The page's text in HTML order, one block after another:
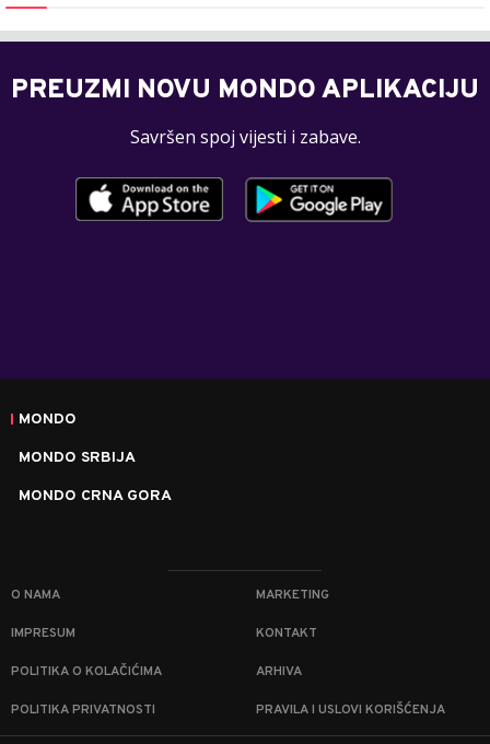
PREUZMI NOVU MONDO APLIKACIJU
Savršen spoj vijesti i zabave.
MONDO
MONDO SRBIJA
MONDO CRNA GORA
O NAMA MARKETING
IMPRESUM KONTAKT
POLITIKA O KOLAČIĆIMA ARHIVA
POLITIKA PRIVATNOSTI PRAVILA I USLOVI KORIŠĆENJA